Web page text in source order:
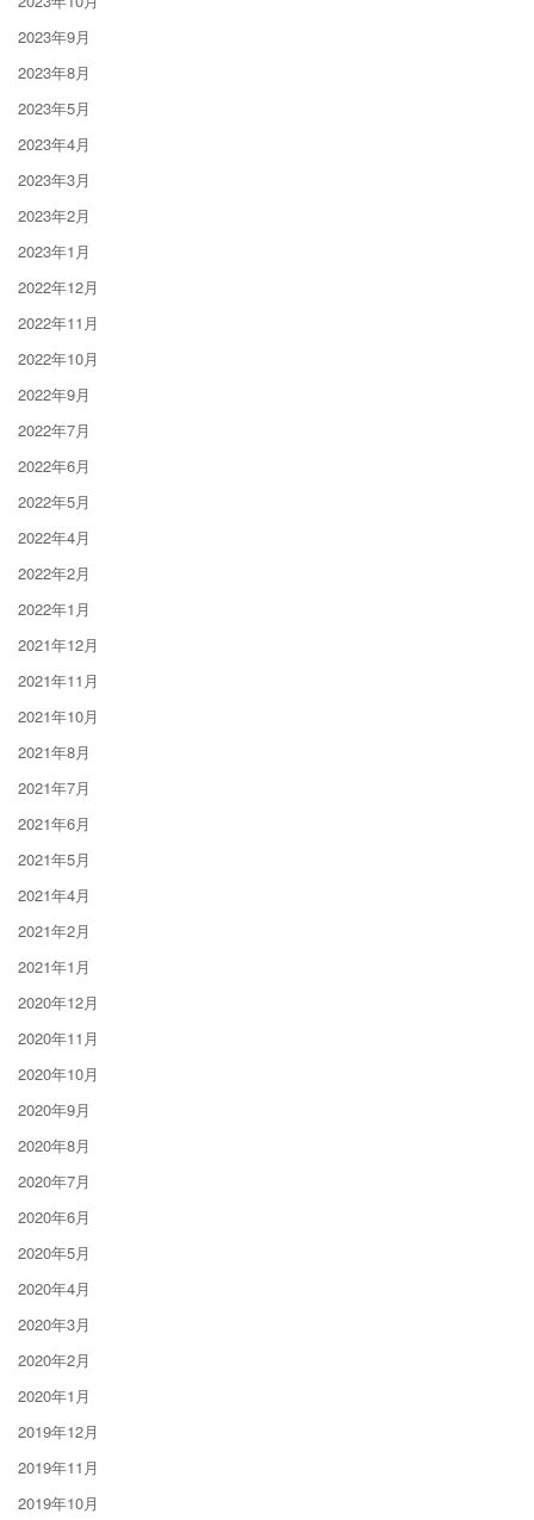
2023年9月
2023年8月
2023年5月
2023年4月
2023年3月
2023年2月
2023年1月
2022年12月
2022年11月
2022年10月
2022年9月
2022年7月
2022年6月
2022年5月
2022年4月
2022年2月
2022年1月
2021年12月
2021年11月
2021年10月
2021年8月
2021年7月
2021年6月
2021年5月
2021年4月
2021年2月
2021年1月
2020年12月
2020年11月
2020年10月
2020年9月
2020年8月
2020年7月
2020年6月
2020年5月
2020年4月
2020年3月
2020年2月
2020年1月
2019年12月
2019年11月
2019年10月